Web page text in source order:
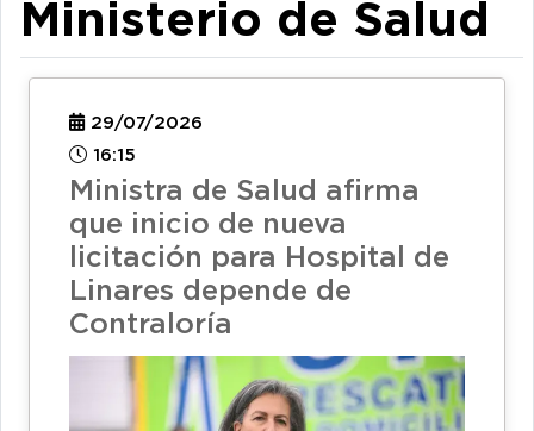
Ministerio de Salud
29/07/2026
16:15
Ministra de Salud afirma
que inicio de nueva
licitación para Hospital de
Linares depende de
Contraloría